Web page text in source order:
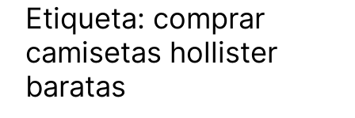
Etiqueta: comprar
camisetas hollister
baratas